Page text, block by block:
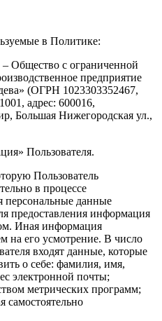
в Политике:
Общество с ограниченной
предприятие
(ОГРН 1023303352467,
адрес: 600016,
Большая Нижегородская ул.,
Пользователя.
Пользователь
в процессе
персональные данные
предоставления информация
Иная информация
на его усмотрение. В число
входят данные, которые
о себе: фамилия, имя,
электронной почты;
метрических программ;
самостоятельно